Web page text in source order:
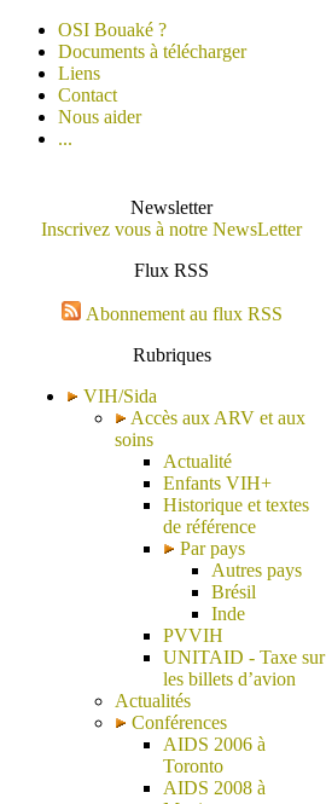
OSI Bouaké ?
Documents à télécharger
Liens
Contact
Nous aider
...
Newsletter
Inscrivez vous à notre NewsLetter
Flux RSS
Abonnement au flux RSS
Rubriques
VIH/Sida
Accès aux ARV et aux
soins
Actualité
Enfants VIH+
Historique et textes
de référence
Par pays
Autres pays
Brésil
Inde
PVVIH
UNITAID - Taxe sur
les billets d’avion
Actualités
Conférences
AIDS 2006 à
Toronto
AIDS 2008 à